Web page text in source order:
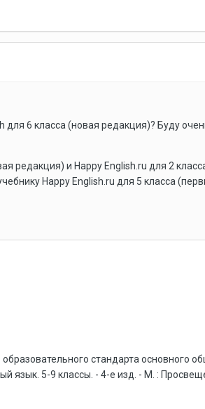
6 класса (новая редакция)? Буду
редакция) и Happy English.ru для 2
Happy English.ru для 5 класса
стандарта основного
язык. 5-9 классы. - 4-е изд. - М. :